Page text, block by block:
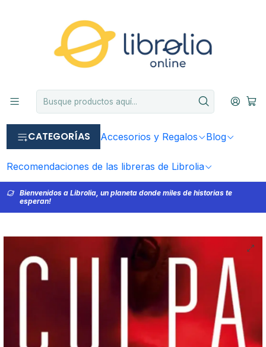
CATEGORÍAS Accesorios y Regalos Blog
Recomendaciones de las libreras de Librolia
Bienvenidos a Librolia, un planeta donde miles de historias te
esperan!